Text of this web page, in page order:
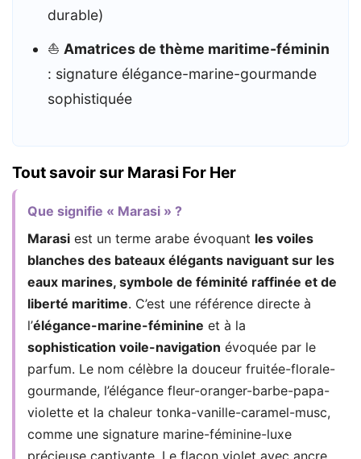
durable)
⛵ Amatrices de thème maritime-féminin
: signature élégance-marine-gourmande
sophistiquée
Tout savoir sur Marasi For Her
Que signifie « Marasi » ?
Marasi est un terme arabe évoquant les voiles
blanches des bateaux élégants naviguant sur les
eaux marines, symbole de féminité raffinée et de
liberté maritime. C’est une référence directe à
l’élégance-marine-féminine et à la
sophistication voile-navigation évoquée par le
parfum. Le nom célèbre la douceur fruitée-florale-
gourmande, l’élégance fleur-oranger-barbe-papa-
violette et la chaleur tonka-vanille-caramel-musc,
comme une signature marine-féminine-luxe